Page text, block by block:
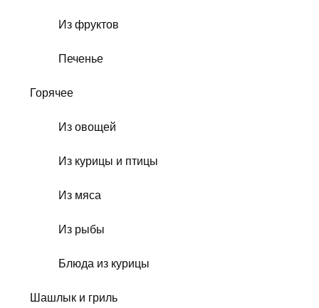
Из фруктов
Печенье
Горячее
Из овощей
Из курицы и птицы
Из мяса
Из рыбы
Блюда из курицы
Шашлык и гриль